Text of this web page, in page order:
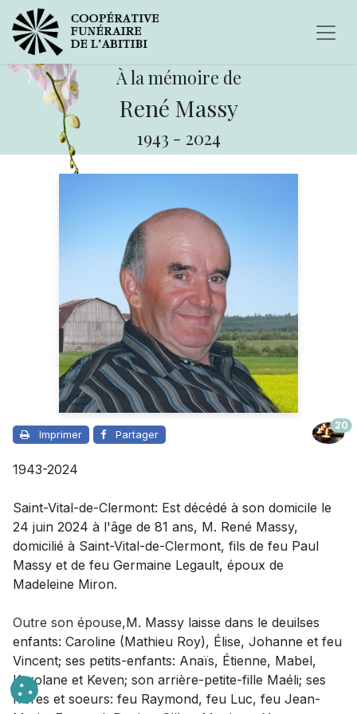
À la mémoire de
René Massy
1943 - 2024
Imprimer Partager
20
1943-2024
Saint-Vital-de-Clermont: Est décédé à son domicile le
24 juin 2024 à l'âge de 81 ans, M. René Massy,
domicilié à Saint-Vital-de-Clermont, fils de feu Paul
Massy et de feu Germaine Legault, époux de
Madeleine Miron.
Outre son épouse,M. Massy laisse dans le deuilses
enfants: Caroline (Mathieu Roy), Élise, Johanne et feu
Vincent; ses petits-enfants: Anaïs, Étienne, Mabel,
Karolane et Keven; son arrière-petite-fille Maéli; ses
frères et soeurs: feu Raymond, feu Luc, feu Jean-